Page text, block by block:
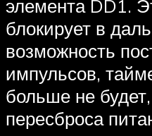
элемента DD1.
блокирует в
возможность
импульсов,
больше не
пересброса